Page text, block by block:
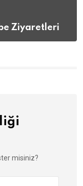
Ziyaretleri
misiniz?